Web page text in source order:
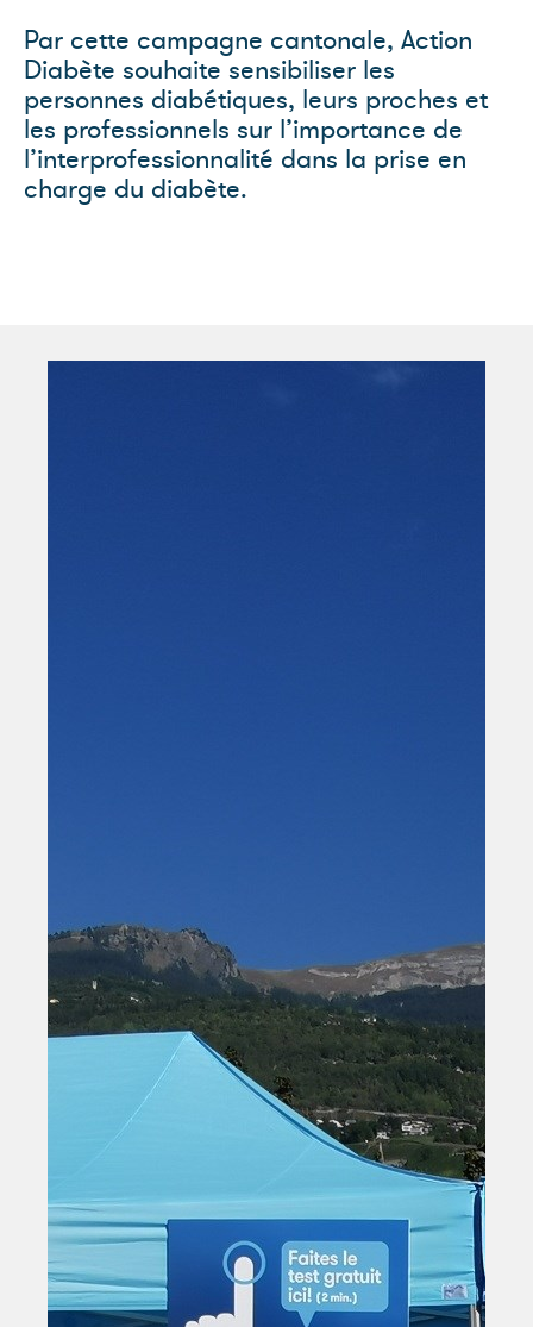
Par cette campagne cantonale, Action
Diabète souhaite sensibiliser les
personnes diabétiques, leurs proches et
les professionnels sur l’importance de
l’interprofessionnalité dans la prise en
charge du diabète.